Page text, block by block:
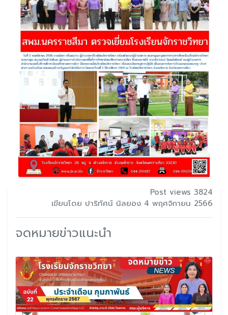
Post views 3824
เขียนโดย ปาริทัศน์ นิลยอง 4 พฤศจิกายน 2566
จดหมายข่าวแนะนำ